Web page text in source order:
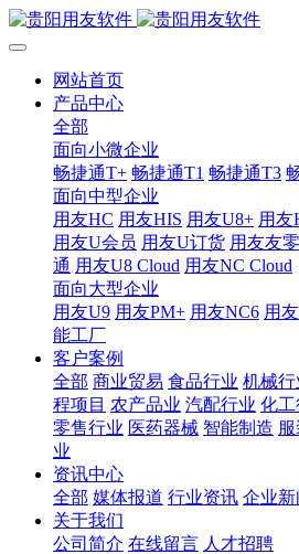
网站首页
产品中心
全部
面向小微企业
畅捷通T+ 畅捷通T1 畅捷通T3
面向中型企业
用友HC 用友HIS 用友U8+ 用友
用友U会员 用友U订货 用友友
通 用友U8 Cloud 用友NC Cloud
面向大型企业
用友U9 用友PM+ 用友NC6 用
能工厂
客户案例
全部 商业贸易 食品行业 机械行
程项目 农产品业 汽配行业 化工
零售行业 医药器械 智能制造
业
资讯中心
全部 媒体报道 行业资讯 企业新
关于我们
公司简介 在线留言 人才招聘